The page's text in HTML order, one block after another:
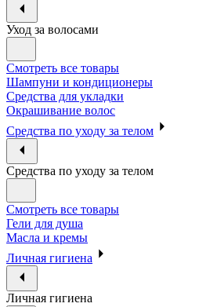
Уход за волосами
Смотреть все товары
Шампуни и кондиционеры
Средства для укладки
Окрашивание волос
Средства по уходу за телом
Средства по уходу за телом
Смотреть все товары
Гели для душа
Масла и кремы
Личная гигиена
Личная гигиена